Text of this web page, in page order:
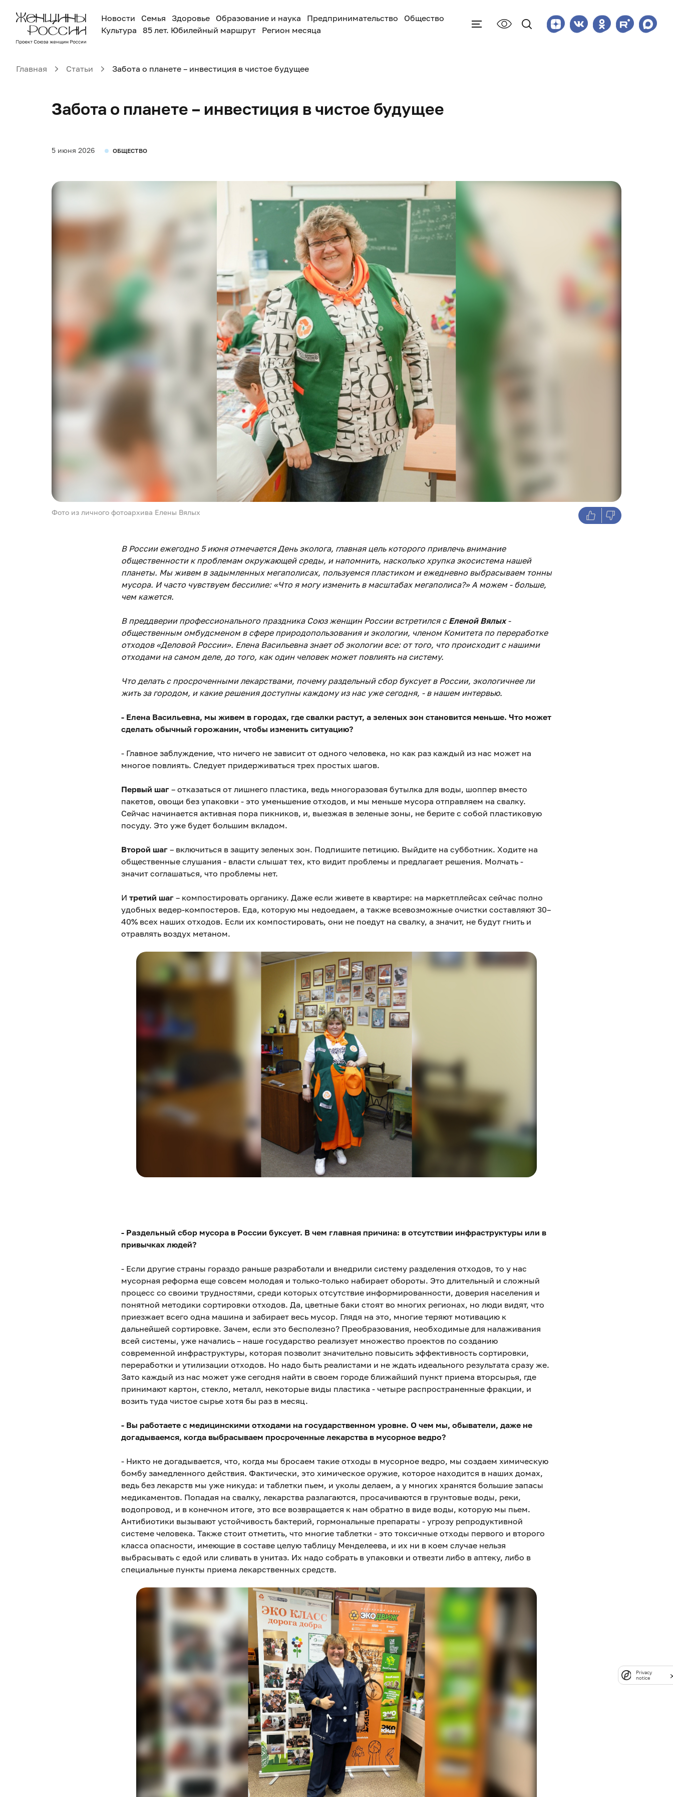
Новости Семья Здоровье Образование и наука Предпринимательство
Общество
Культура
85 лет. Юбилейный маршрут Регион месяца
Главная Статьи Забота о планете – инвестиция в чистое будущее
Забота о планете – инвестиция в чистое будущее
5 июня 2026 ОБЩЕСТВО
Фото из личного фотоархива Елены Вялых
В России ежегодно 5 июня отмечается День эколога, главная цель которого привлечь внимание
общественности к проблемам окружающей среды, и напомнить, насколько хрупка экосистема нашей
планеты. Мы живем в задымленных мегаполисах, пользуемся пластиком и ежедневно выбрасываем тонны
мусора. И часто чувствуем бессилие: «Что я могу изменить в масштабах мегаполиса?» А можем - больше,
чем кажется.
В преддверии профессионального праздника Союз женщин России встретился с Еленой Вялых-
общественным омбудсменом в сфере природопользования и экологии, членом Комитета по переработке
отходов «Деловой России». Елена Васильевна знает об экологии все: от того, что происходит с нашими
отходами на самом деле, до того, как один человек может повлиять на систему.
Что делать с просроченными лекарствами, почему раздельный сбор буксует в России, экологичнее ли
жить за городом, и какие решения доступны каждому из нас уже сегодня, - в нашем интервью.
- Елена Васильевна, мы живем в городах, где свалки растут, а зеленых зон становится меньше. Что может
сделать обычный горожанин, чтобы изменить ситуацию?
- Главное заблуждение, что ничего не зависит от одного человека, но как раз каждый из нас может на
многое повлиять. Следует придерживаться трех простых шагов.
Первый шаг – отказаться от лишнего пластика, ведь многоразовая бутылка для воды, шоппер вместо
пакетов, овощи без упаковки - это уменьшение отходов, и мы меньше мусора отправляем на свалку.
Сейчас начинается активная пора пикников, и, выезжая в зеленые зоны, не берите с собой пластиковую
посуду. Это уже будет большим вкладом.
Второй шаг – включиться в защиту зеленых зон. Подпишите петицию. Выйдите на субботник. Ходите на
общественные слушания - власти слышат тех, кто видит проблемы и предлагает решения. Молчать -
значит соглашаться, что проблемы нет.
И третий шаг – компостировать органику. Даже если живете в квартире: на маркетплейсах сейчас полно
удобных ведер-компостеров. Еда, которую мы недоедаем, а также всевозможные очистки составляют 30–
40% всех наших отходов. Если их компостировать, они не поедут на свалку, а значит, не будут гнить и
отравлять воздух метаном.
- Раздельный сбор мусора в России буксует. В чем главная причина: в отсутствии инфраструктуры или в
привычках людей?
- Если другие страны гораздо раньше разработали и внедрили систему разделения отходов, то у нас
мусорная реформа еще совсем молодая и только-только набирает обороты. Это длительный и сложный
процесс со своими трудностями, среди которых отсутствие информированности, доверия населения и
понятной методики сортировки отходов. Да, цветные баки стоят во многих регионах, но люди видят, что
приезжает всего одна машина и забирает весь мусор. Глядя на это, многие теряют мотивацию к
дальнейшей сортировке. Зачем, если это бесполезно? Преобразования, необходимые для налаживания
всей системы, уже начались – наше государство реализует множество проектов по созданию
современной инфраструктуры, которая позволит значительно повысить эффективность сортировки,
переработки и утилизации отходов. Но надо быть реалистами и не ждать идеального результата сразу же.
Зато каждый из нас может уже сегодня найти в своем городе ближайший пункт приема вторсырья, где
принимают картон, стекло, металл, некоторые виды пластика - четыре распространенные фракции, и
возить туда чистое сырье хотя бы раз в месяц.
- Вы работаете с медицинскими отходами на государственном уровне. О чем мы, обыватели, даже не
догадываемся, когда выбрасываем просроченные лекарства в мусорное ведро?
- Никто не догадывается, что, когда мы бросаем такие отходы в мусорное ведро, мы создаем химическую
бомбу замедленного действия. Фактически, это химическое оружие, которое находится в наших домах,
ведь без лекарств мы уже никуда: и таблетки пьем, и уколы делаем, а у многих хранятся большие запасы
медикаментов. Попадая на свалку, лекарства разлагаются, просачиваются в грунтовые воды, реки,
водопровод, и в конечном итоге, это все возвращается к нам обратно в виде воды, которую мы пьем.
Антибиотики вызывают устойчивость бактерий, гормональные препараты - угрозу репродуктивной
системе человека. Также стоит отметить, что многие таблетки - это токсичные отходы первого и второго
класса опасности, имеющие в составе целую таблицу Менделеева, и их ни в коем случае нельзя
выбрасывать с едой или сливать в унитаз. Их надо собрать в упаковки и отвезти либо в аптеку, либо в
специальные пункты приема лекарственных средств.
Privacy
notice